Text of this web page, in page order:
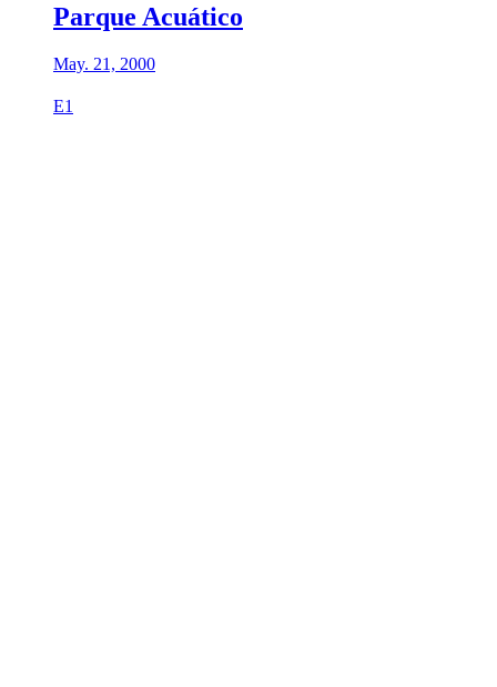
Parque Acuático
May. 21, 2000
E1